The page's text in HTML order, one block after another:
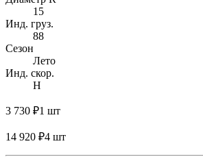
15
Инд. груз.
88
Сезон
Лето
Инд. скор.
H
3 730 ₽1 шт
14 920 ₽4 шт